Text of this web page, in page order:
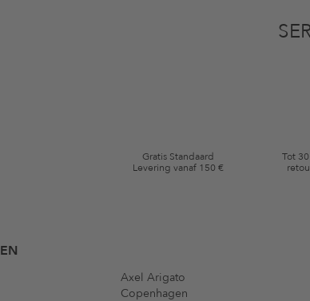
Gratis Standaard
Levering vanaf 150 €
Tot
Axel Arigato
Copenhagen